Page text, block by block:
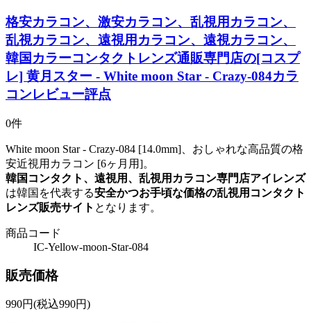
格安カラコン、激安カラコン、乱視用カラコン、
乱視カラコン、遠視用カラコン、遠視カラコン、
韓国カラーコンタクトレンズ通販専門店の[コスプ
レ] 黄月スター - White moon Star - Crazy-084カラ
コンレビュー評点
0件
White moon Star - Crazy-084 [14.0mm]、おしゃれな高品質の格
安近視用カラコン [6ヶ月用]。
韓国コンタクト、遠視用、乱視用カラコン専門店アイレンズ
は韓国を代表する安全かつお手頃な価格の乱視用コンタクト
レンズ販売サイト となります。
商品コード
IC-Yellow-moon-Star-084
販売価格
990円(税込990円)